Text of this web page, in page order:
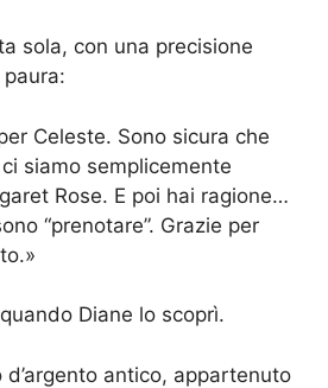
sola, con una precisione
Celeste. Sono sicura che
siamo semplicemente
Rose. E poi hai ragione…
“prenotare”. Grazie per
Diane lo scoprì.
d’argento antico, appartenuto